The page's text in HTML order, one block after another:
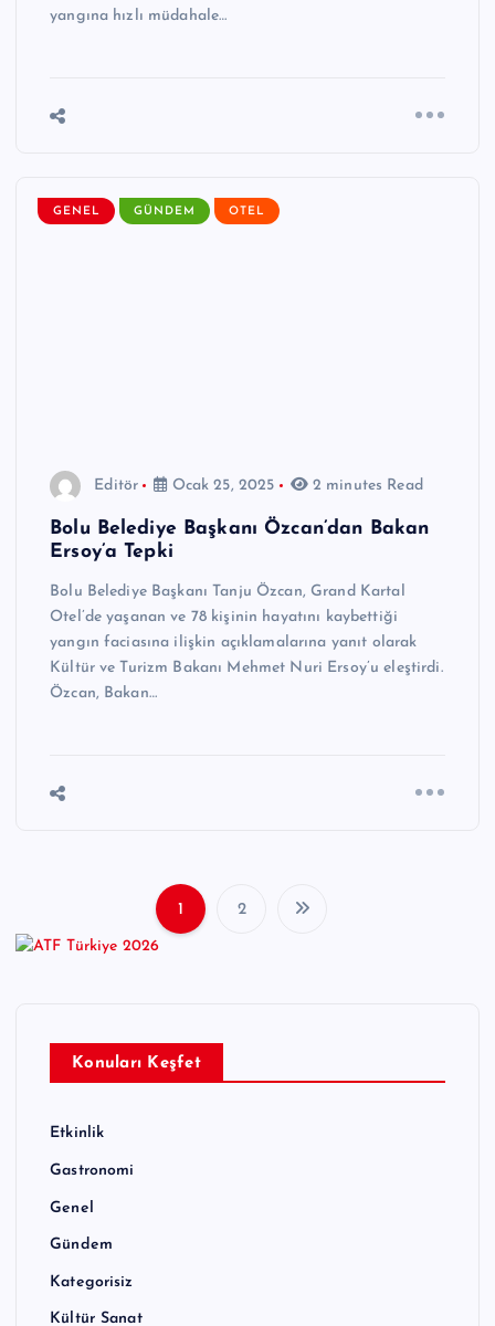
yangına hızlı müdahale…
GENEL GÜNDEM OTEL
Editör Ocak 25, 2025 2 minutes Read
Bolu Belediye Başkanı Özcan’dan Bakan
Ersoy’a Tepki
Bolu Belediye Başkanı Tanju Özcan, Grand Kartal
Otel’de yaşanan ve 78 kişinin hayatını kaybettiği
yangın faciasına ilişkin açıklamalarına yanıt olarak
Kültür ve Turizm Bakanı Mehmet Nuri Ersoy’u eleştirdi.
Özcan, Bakan…
1 2
Konuları Keşfet
Etkinlik
Gastronomi
Genel
Gündem
Kategorisiz
Kültür Sanat